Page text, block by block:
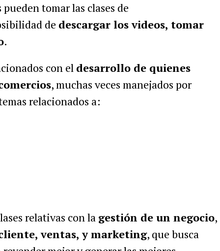
tomar las clases de
de descargar los videos, tomar
.
con el desarrollo de quienes
, muchas veces manejados por
relacionados a:
relativas con la gestión de un negocio,
ventas, y marketing, que busca